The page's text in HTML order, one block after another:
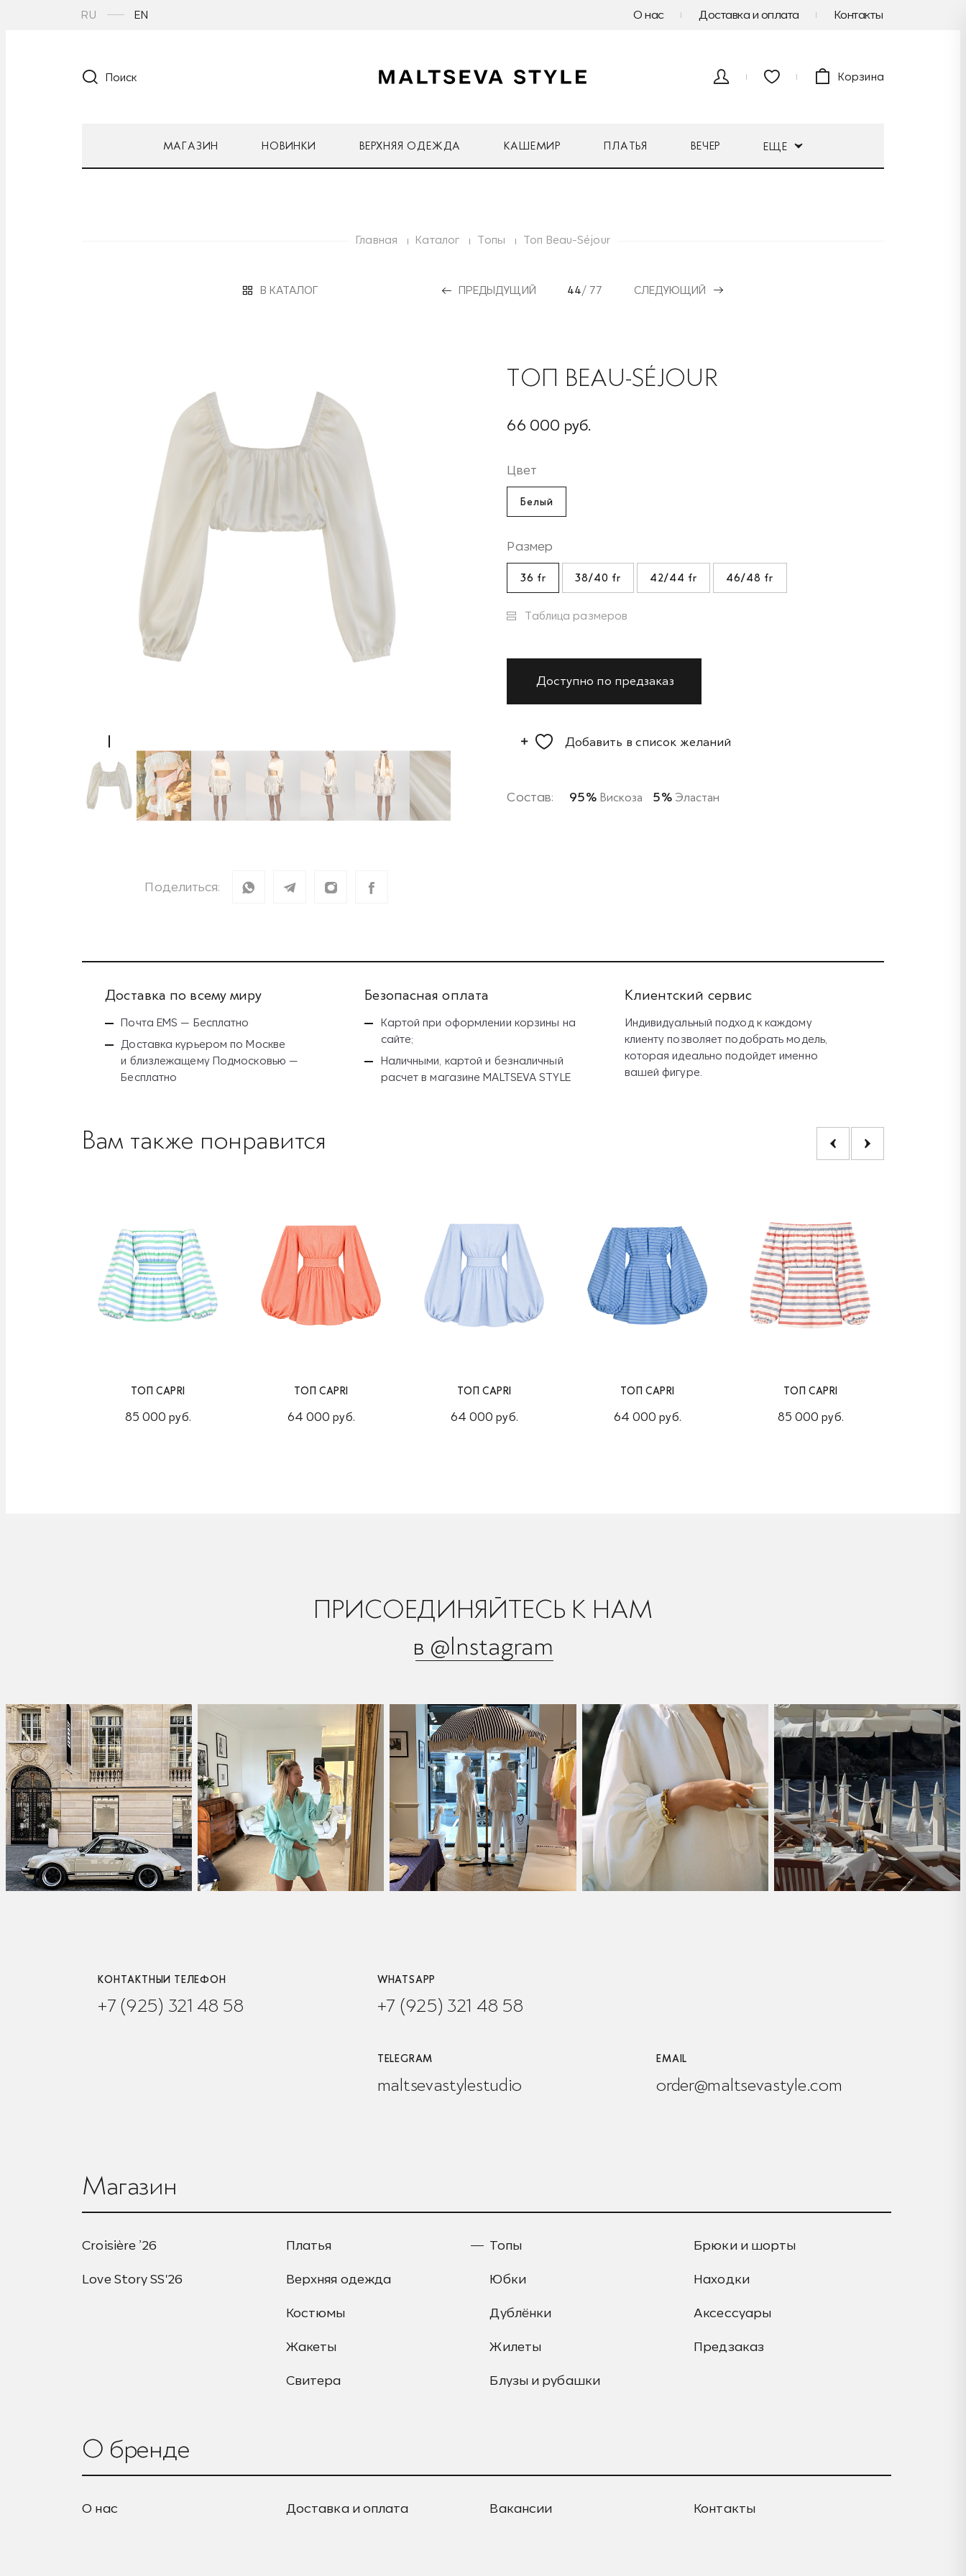
RU EN О нас Доставка и оплата Контакты
Поиск Корзина
МАГАЗИН НОВИНКИ ВЕРХНЯЯ ОДЕЖДА КАШЕМИР ПЛАТЬЯ ВЕЧЕР ЕЩЕ
Главная Каталог Топы Топ Beau-Séjour
В КАТАЛОГ ПРЕДЫДУЩИЙ 44/ 77 СЛЕДУЮЩИЙ
Поделиться:
ТОП BEAU-SÉJOUR
66 000 руб.
Цвет
Белый
Размер
36 fr 38/40 fr 42/44 fr 46/48 fr
Таблица размеров
Доступно по предзаказ
Добавить в список желаний
Состав: 95%Вискоза 5%Эластан
Доставка по всему миру
Почта EMS — Бесплатно
Доставка курьером по Москве
и близлежащему Подмосковью —
Бесплатно
Безопасная оплата
Картой при оформлении корзины на
сайте;
Наличными, картой и безналичный
расчетв магазине MALTSEVA STYLE
Клиентский сервис
Индивидуальный подход к каждому
клиенту позволяет подобрать модель,
которая идеально подойдет именно
вашей фигуре.
Вам также понравится
ТОП CAPRI
85 000 руб.
ТОП CAPRI
64 000 руб.
ТОП CAPRI
64 000 руб.
ТОП CAPRI
64 000 руб.
ТОП CAPRI
85 000 руб.
ПРИСОЕДИНЯЙТЕСЬ К НАМ
в @Instagram
КОНТАКТНЫЙ ТЕЛЕФОН
+7 (925) 321 48 58
WHATSAPP
+7 (925) 321 48 58
TELEGRAM
maltsevastylestudio
EMAIL
order@maltsevastyle.com
Магазин
Croisière ’26
Love Story SS'26
Платья
Верхняя одежда
Костюмы
Жакеты
Свитера
Топы
Юбки
Дублёнки
Жилеты
Блузы и рубашки
Брюки и шорты
Находки
Аксессуары
Предзаказ
О бренде
О нас Доставка и оплата Вакансии Контакты